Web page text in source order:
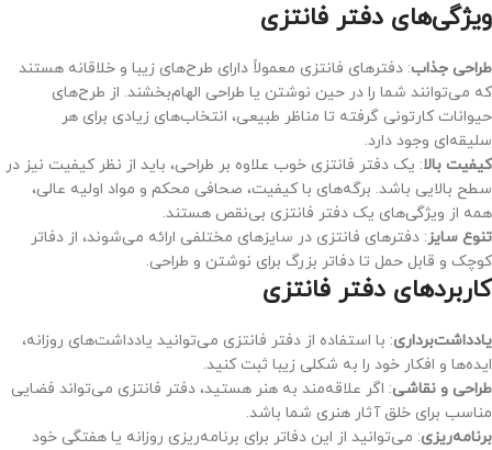
ویژگی‌های دفتر فانتزی
طراحی جذاب: دفترهای فانتزی معمولاً دارای طرح‌های زیبا و خلاقانه هستند
که می‌توانند شما را در حین نوشتن یا طراحی الهام‌بخشند. از طرح‌های
حیوانات کارتونی گرفته تا مناظر طبیعی، انتخاب‌های زیادی برای هر
سلیقه‌ای وجود دارد.
کیفیت بالا: یک دفتر فانتزی خوب علاوه بر طراحی، باید از نظر کیفیت نیز در
سطح بالایی باشد. برگه‌های با کیفیت، صحافی محکم و مواد اولیه عالی،
همه از ویژگی‌های یک دفتر فانتزی بی‌نقص هستند.
تنوع سایز: دفترهای فانتزی در سایزهای مختلفی ارائه می‌شوند، از دفاتر
کوچک و قابل حمل تا دفاتر بزرگ برای نوشتن و طراحی.
کاربردهای دفتر فانتزی
یادداشت‌برداری: با استفاده از دفتر فانتزی می‌توانید یادداشت‌های روزانه،
ایده‌ها و افکار خود را به شکلی زیبا ثبت کنید.
طراحی و نقاشی: اگر علاقه‌مند به هنر هستید، دفتر فانتزی می‌تواند فضایی
مناسب برای خلق آثار هنری شما باشد.
برنامه‌ریزی: می‌توانید از این دفاتر برای برنامه‌ریزی روزانه یا هفتگی خود